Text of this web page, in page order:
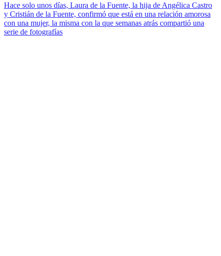
Hace solo unos días, Laura de la Fuente, la hija de Angélica Castro
y Cristián de la Fuente, confirmó que está en una relación amorosa
con una mujer, la misma con la que semanas atrás compartió una
serie de fotografías